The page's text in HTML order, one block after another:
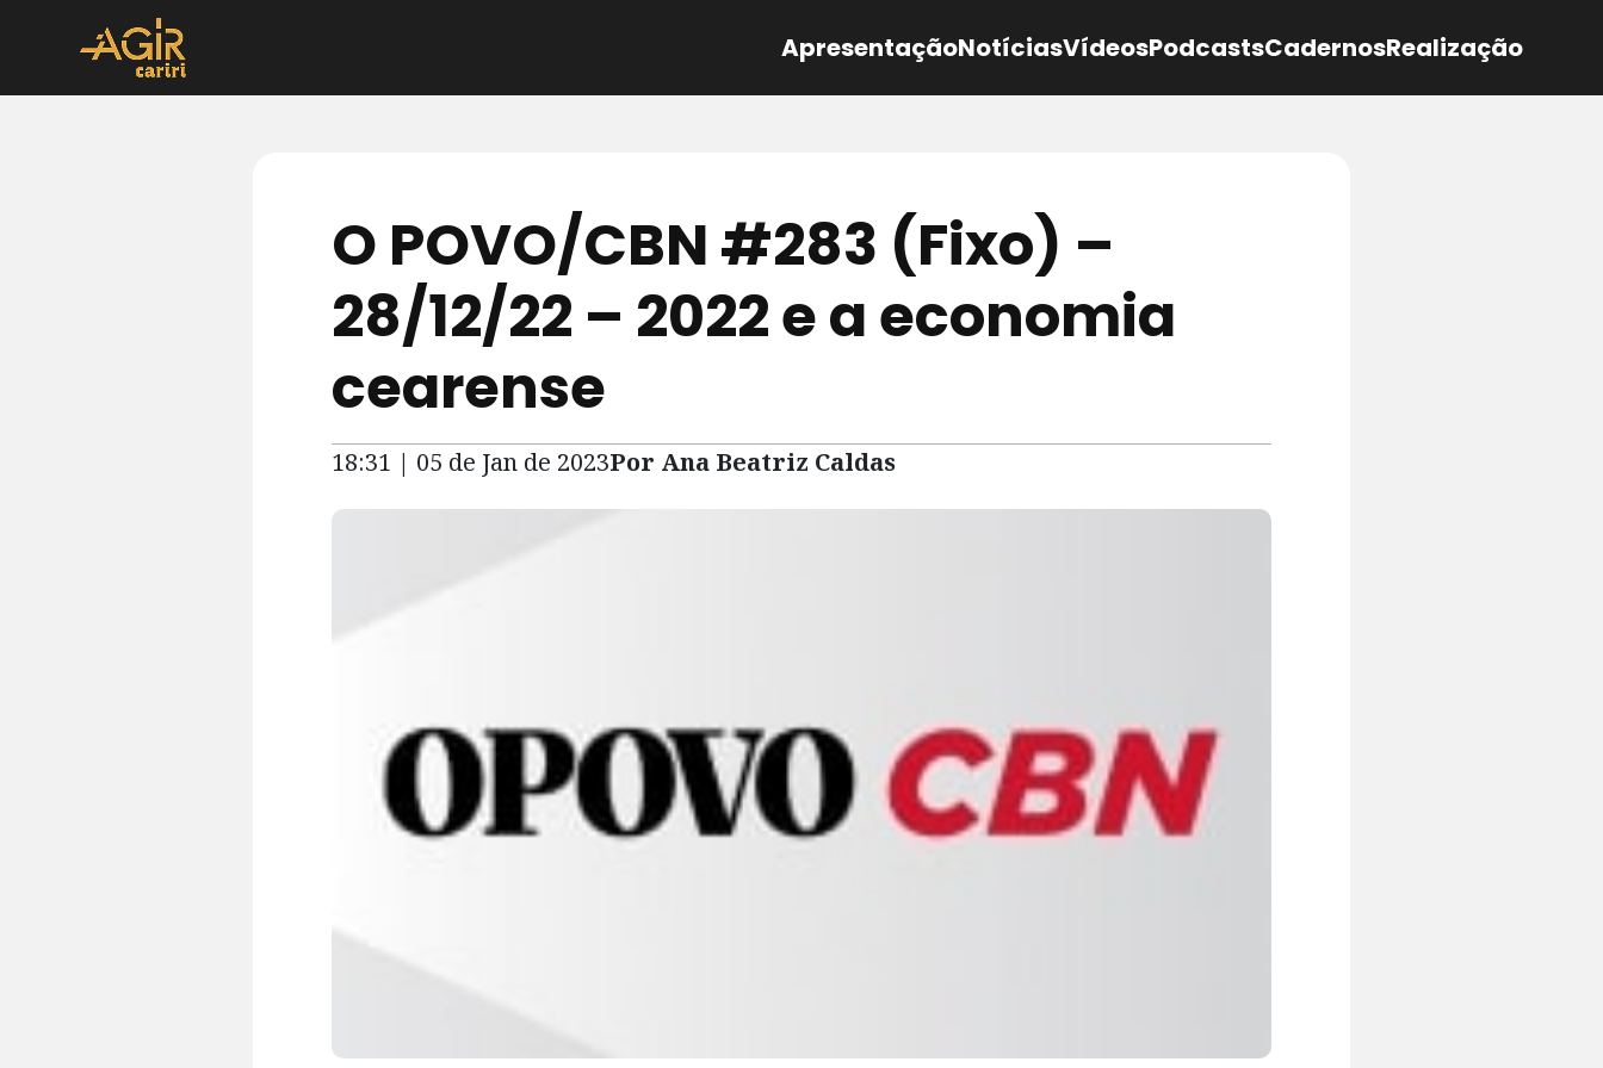
ApresentaçãoNotíciasVídeosPodcastsCadernosRealização
O POVO/CBN #283 (Fixo) –
28/12/22 – 2022 e a economia
cearense
18:31 | 05 de Jan de 2023Por Ana Beatriz Caldas